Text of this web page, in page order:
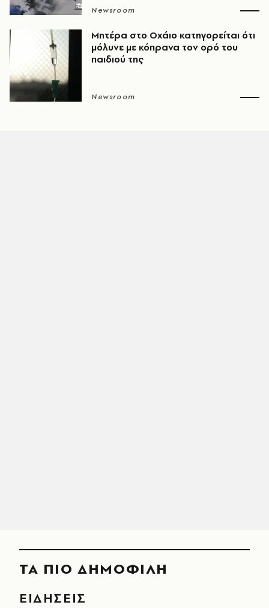
Newsroom
Μητέρα στο Οχάιο κατηγορείται ότι
μόλυνε με κόπρανα τον ορό του
παιδιού της
Newsroom
ΤΑ ΠΙΟ ΔΗΜΟΦΙΛΗ
ΕΙΔΗΣΕΙΣ